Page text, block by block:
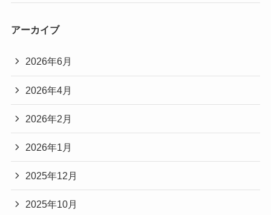
アーカイブ
2026年6月
2026年4月
2026年2月
2026年1月
2025年12月
2025年10月